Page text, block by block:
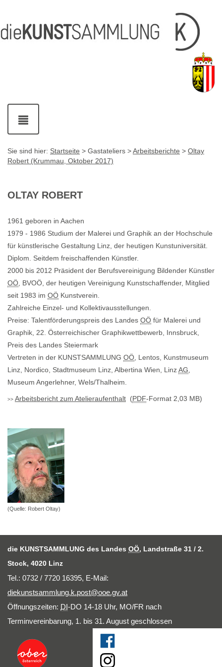
[1]
[2]
Links
[3]
mit
Kontaktdaten
Navigation
ein-
und
Sie sind hier: Startseite > Gastateliers >Arbeitsberichte > Oltay
Robert (Krummau, Oktober 2017)
OLTAY ROBERT
1961 geboren in Aachen
1979 - 1986 Studium der Malerei und Graphik an der Hochschule
für künstlerische Gestaltung Linz, der heutigen Kunstuniversität.
Diplom. Seitdem freischaffenden Künstler.
2000 bis 2012 Präsident der Berufsvereinigung Bildender Künstler
OÖ , BVOÖ, der heutigen Vereinigung Kunstschaffender, Mitglied
seit 1983 im OÖ Kunstverein.
Zahlreiche Einzel- und Kollektivausstellungen.
Preise: Talentförderungspreis des Landes OÖ für Malerei und
Graphik, 22. Österreichischer Graphikwettbewerb, Innsbruck,
Preis des Landes Steiermark
Vertreten in der KUNSTSAMMLUNG OÖ , Lentos, Kunstmuseum
Linz, Nordico, Stadtmuseum Linz, Albertina Wien, LinzAG
Museum Angerlehner, Wels/Thalheim.
Arbeitsbericht zum Atelieraufenthalt (PDF-Format 2,03 MB)
(Quelle: Robert Oltay)
die KUNSTSAMMLUNG des Landes OÖ, Landstraße 31 / 2.
Stock, 4020 Linz
Tel.: 0732 / 7720 16395, E-Mail:
diekunstsammlung.k.post@ooe.gv.at
Öffnungszeiten: DI-DO 14-18 Uhr, MO/FR nach
Terminvereinbarung, 1. bis 31. August geschlossen